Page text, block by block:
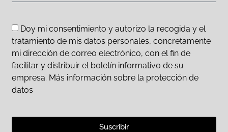
Doy mi consentimiento y autorizo la recogida y el
tratamiento de mis datos personales, concretamente
mi dirección de correo electrónico, con el fin de
facilitar y distribuir el boletín informativo de su
empresa. Más información sobre la protección de
datos
Suscribir